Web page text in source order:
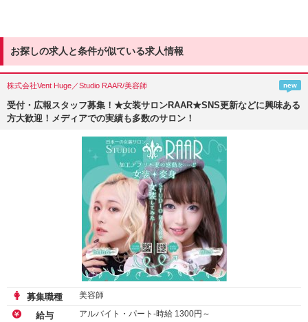
お探しの求人と条件が似ている求人情報
株式会社Vent Huge／Studio RAAR/美容師 new
受付・広報スタッフ募集！★女装サロンRAAR★SNS更新などに興味ある
方大歓迎！メディアでの実績も多数のサロン！
募集職種 美容師
給与 アルバイト・パート-時給 1300円～